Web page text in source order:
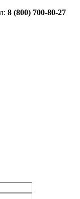
8 (800) 700-80-27